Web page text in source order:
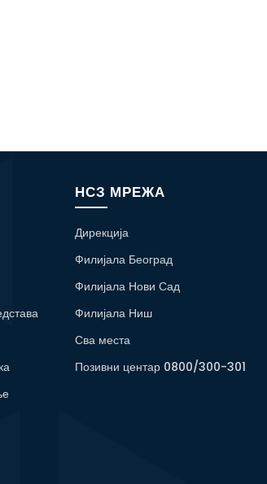
НСЗ МРЕЖА
Дирекција
Филијала Београд
Филијала Нови Сад
Филијала Ниш
Сва места
Позивни центар 0800/300-301